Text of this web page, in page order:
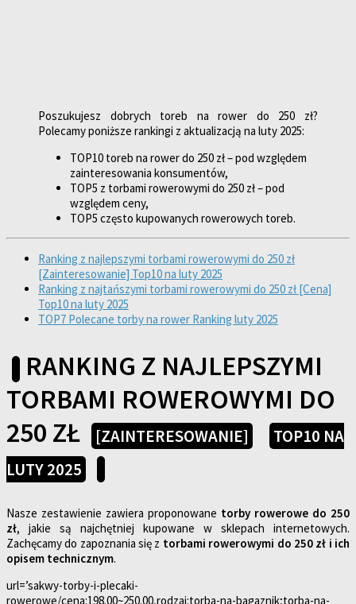
Poszukujesz dobrych toreb na rower do 250 zł?
Polecamy poniższe rankingi z aktualizacją na luty 2025:
TOP10 toreb na rower do 250 zł – pod względem
zainteresowania konsumentów,
TOP5 z torbami rowerowymi do 250 zł – pod
względem ceny,
TOP5 często kupowanych rowerowych toreb.
Ranking z najlepszymi torbami rowerowymi do 250 zł
[Zainteresowanie] Top10 na luty 2025
Ranking z najtańszymi torbami rowerowymi do 250 zł [Cena]
Top10 na luty 2025
TOP7 Polecane torby na rower Ranking luty 2025
RANKING Z NAJLEPSZYMI
TORBAMI ROWEROWYMI DO
250 ZŁ
[ZAINTERESOWANIE]
TOP10 NA
LUTY 2025
Nasze zestawienie zawiera proponowane torby rowerowe do 250
zł, jakie są najchętniej kupowane w sklepach internetowych.
Zachęcamy do zapoznania się z torbami rowerowymi do 250 zł i ich
opisem technicznym.
url=’sakwy-torby-i-plecaki-
rowerowe/cena:198.00~250.00,rodzaj:torba-na-bagaznik;torba-na-